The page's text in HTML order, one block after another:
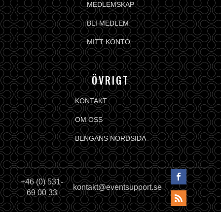
MEDLEMSKAP
BLI MEDLEM
MITT KONTO
ÖVRIGT
KONTAKT
OM OSS
BENGANS NÖRDSIDA
+46 (0) 531-
69 00 33
kontakt@eventsupport.se